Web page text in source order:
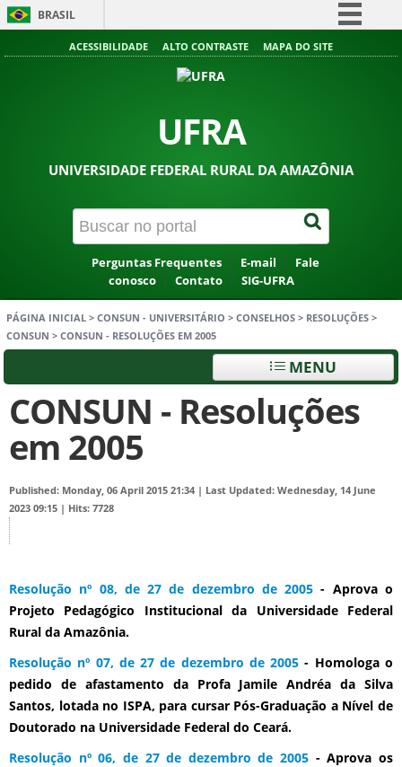
BRASIL
Simplifique!
Acesso à informação
ACESSIBILIDADE ALTO CONTRASTE MAPA DO SITE
UFRA
UNIVERSIDADE FEDERAL RURAL DA AMAZÔNIA
Perguntas Frequentes E-mail
Fale
conosco
Contato SIG-UFRA
PÁGINA INICIAL > CONSUN - UNIVERSITÁRIO > CONSELHOS > RESOLUÇÕES >
CONSUN > CONSUN - RESOLUÇÕES EM 2005
MENU
CONSUN - Resoluções
em 2005
Published: Monday, 06 April 2015 21:34 | Last Updated: Wednesday, 14 June
2023 09:15 | Hits: 7728
Resolução nº 08, de 27 de dezembro de 2005 - Aprova o
Projeto Pedagógico Institucional da Universidade Federal
Rural da Amazônia.
Resolução nº 07, de 27 de dezembro de 2005 - Homologa o
pedido de afastamento da Profa Jamile Andréa da Silva
Santos, lotada no ISPA, para cursar Pós-Graduação a Nível de
Doutorado na Universidade Federal do Ceará.
Resolução nº 06, de 27 de dezembro de 2005 - Aprova os